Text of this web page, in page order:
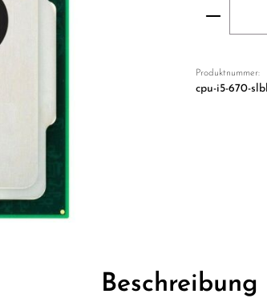
Produktnummer:
cpu-i5-670-
Beschreibung